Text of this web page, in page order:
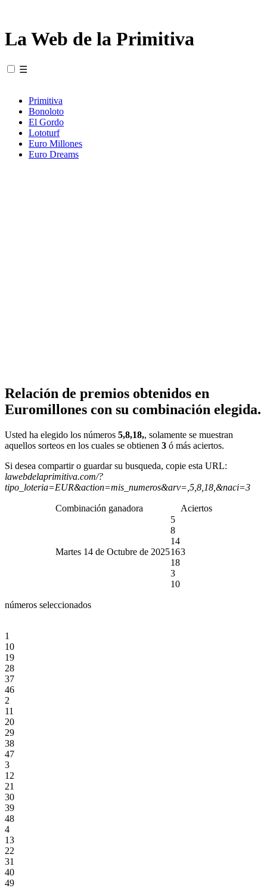
La Web de la Primitiva
☰
Primitiva
Bonoloto
El Gordo
Lototurf
Euro Millones
Euro Dreams
Relación de premios obtenidos en
Euromillones con su combinación elegida.
Usted ha elegido los números 5,8,18,, solamente se muestran
aquellos sorteos en los cuales se obtienen 3 ó más aciertos.
Si desea compartir o guardar su busqueda, copie esta URL:
lawebdelaprimitiva.com/?
tipo_loteria=EUR&action=mis_numeros&arv=,5,8,18,&naci=3
Combinación ganadora Aciertos
Martes 14 de Octubre de 2025
5
8
14
16
18
3
10
3
números seleccionados
1
10
19
28
37
46
2
11
20
29
38
47
3
12
21
30
39
48
4
13
22
31
40
49